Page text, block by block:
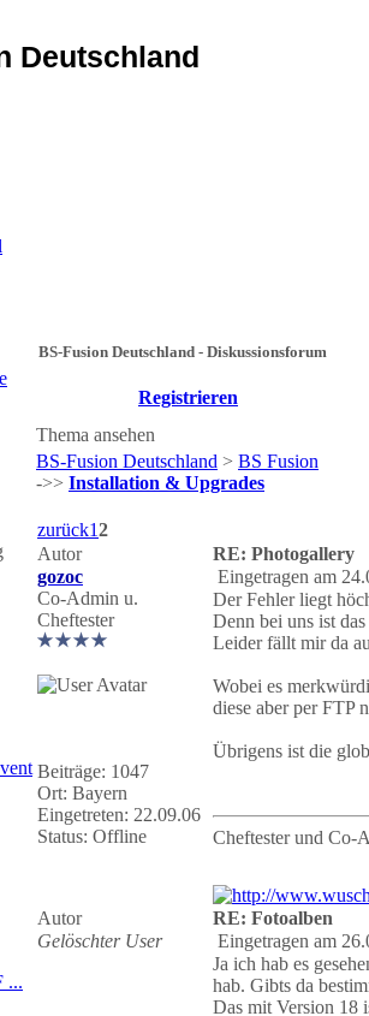
Deutschland
...
BS-Fusion Deutschland - Diskussionsforum
Registrieren
Thema ansehen
BS-Fusion Deutschland > BS Fusion
->> Installation & Upgrades
zurück12
Autor
RE: Photogallery
gozoc
Co-Admin u.
Cheftester
Beiträge: 1047
Ort: Bayern
Eingetreten: 22.09.06
Status: Offline
Eingetragen am
Der Fehler liegt
Denn bei uns ist
Leider fällt mir da
Wobei es
diese aber per FTP
Übrigens ist die
Cheftester und Co-
Autor
RE: Fotoalben
Gelöschter User
Eingetragen am
Ja ich hab es
hab. Gibts da
Das mit Version 18